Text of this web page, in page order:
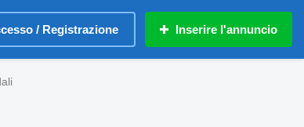
/ Registrazione Inserire l'annuncio